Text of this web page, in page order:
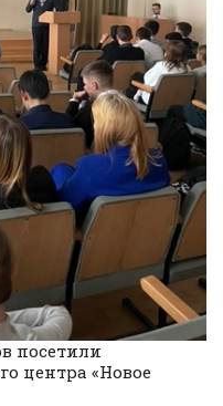
посетили
центра «Новое